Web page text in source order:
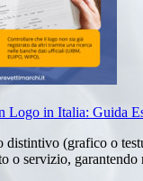
Logo in Italia: Guida
distintivo (grafico o
o servizio,